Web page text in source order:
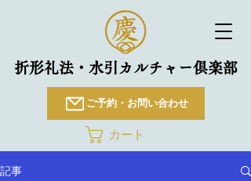
折形礼法・水引カルチャー倶楽部
ご予約・お問い合わせ
カート
記事